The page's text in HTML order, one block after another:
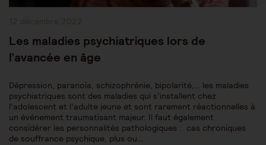
Les maladies psychiatriques lors de
l’avancée en âge
Dépression, paranoïa, schizophrénie, bipolarité,… les maladies
psychiatriques sont des maladies qui s’installent chez
l’adolescent et l’adulte jeune et sont rarement réactionnelles à
un événement traumatisant majeur. Il faut également
considérer les personnalités pathologiques : cas chroniques
de souffrance psychique, plus ou…